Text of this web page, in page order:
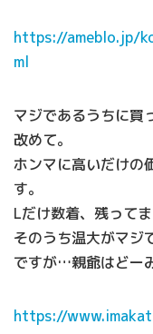
https://ameblo.jp/
ml
マジであるうちに買
改めて。
ホンマに高いだけの
す。
Lだけ数着、残ってま
そのうち温大がマジ
ですが…親爺はどー
https://